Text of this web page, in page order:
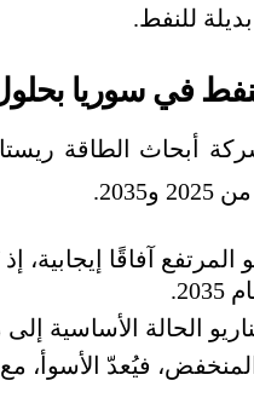
للنفط.
في سوريا بحلول
الحالة الأساسية إلى متوسط